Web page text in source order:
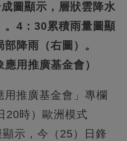
圖顯示，層狀雲降水
。4：30累積雨量圖顯
降雨（右圖）。
應用推廣基金會）
用推廣基金會」專欄
20時）歐洲模式
顯示，今（25）日鋒